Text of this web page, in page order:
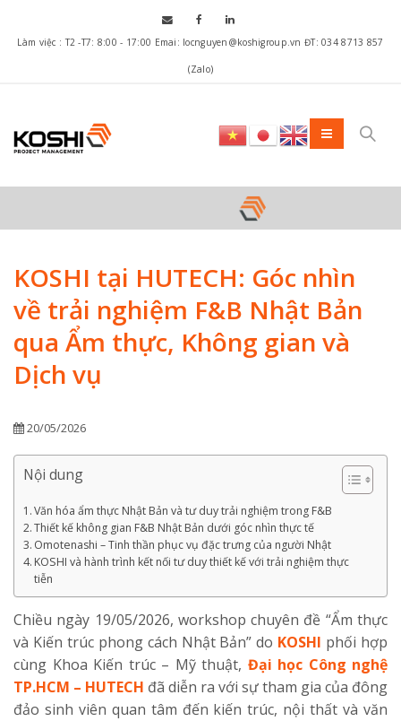
Làm việc : T2 -T7: 8:00 - 17:00 Emai: locnguyen@koshigroup.vn ĐT: 034 8713 857
(Zalo)
KOSHI tại HUTECH: Góc nhìn
về trải nghiệm F&B Nhật Bản
qua Ẩm thực, Không gian và
Dịch vụ
20/05/2026
Nội dung
Văn hóa ẩm thực Nhật Bản và tư duy trải nghiệm trong F&B
Thiết kế không gian F&B Nhật Bản dưới góc nhìn thực tế
Omotenashi – Tinh thần phục vụ đặc trưng của người Nhật
KOSHI và hành trình kết nối tư duy thiết kế với trải nghiệm thực
tiễn
Chiều ngày 19/05/2026, workshop chuyên đề “Ẩm thực
và Kiến trúc phong cách Nhật Bản” do KOSHI phối hợp
cùng Khoa Kiến trúc – Mỹ thuật, Đại học Công nghệ
TP.HCM – HUTECH đã diễn ra với sự tham gia của đông
đảo sinh viên quan tâm đến kiến trúc, nội thất và văn